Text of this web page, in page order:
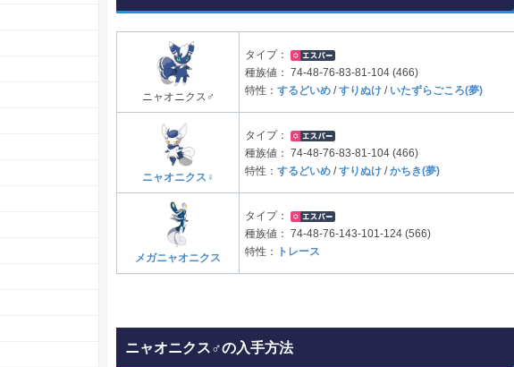
ニャオニクス♂
タイプ：
種族値：
74-48-76-83-81-104 (466)
特性： するどいめ /すりぬけ / いたずらごころ(夢)
ニャオニクス♀
タイプ：
種族値：
74-48-76-83-81-104 (466)
特性： するどいめ /すりぬけ /かちき(夢)
メガニャオニクス
タイプ：
種族値：
74-48-76-143-101-124 (566)
特性：
トレース
ニャオニクス♂の入手方法